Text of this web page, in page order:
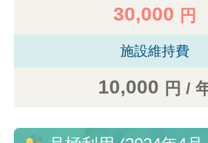
30,000 円
施設維持費
10,000 円 /